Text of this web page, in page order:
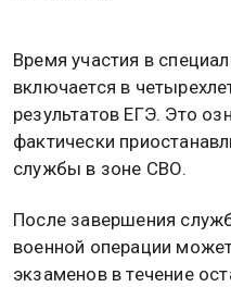
Время участия в
включается в
результатов ЕГЭ. Это
фактически
службы в зоне СВО.
После завершения
военной операции
экзаменов в течение